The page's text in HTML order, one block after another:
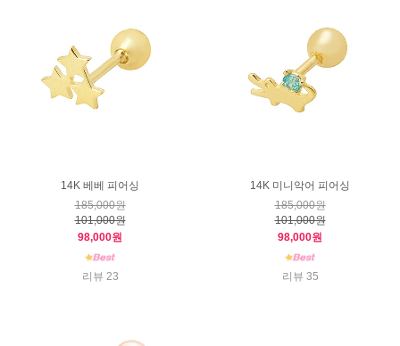
14K 베베 피어싱
185,000원
101,000원
98,000원
리뷰 23
14K 미니악어 피어싱
185,000원
101,000원
98,000원
리뷰 35